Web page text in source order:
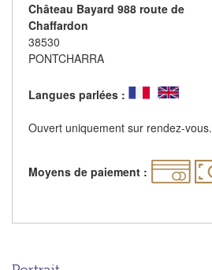
Château Bayard 988 route de
Chaffardon
38530
PONTCHARRA
Langues parlées :
Ouvert uniquement sur rendez-vous.
Moyens de paiement :